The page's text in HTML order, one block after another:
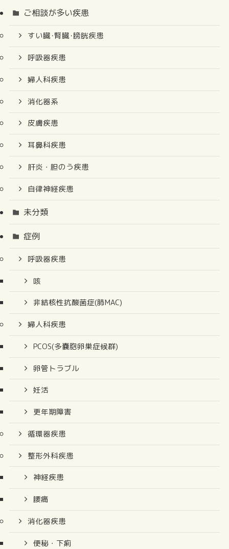
ご相談が多い疾患
すい臓･腎臓･膀胱疾患
呼吸器疾患
婦人科疾患
消化器系
皮膚疾患
耳鼻科疾患
肝炎・胆のう疾患
自律神経疾患
未分類
症例
呼吸器疾患
咳
非結核性抗酸菌症(肺MAC)
婦人科疾患
PCOS(多嚢胞卵巣症候群)
卵管トラブル
妊活
更年期障害
循環器疾患
整形外科疾患
神経疾患
腰痛
消化器疾患
便秘・下痢